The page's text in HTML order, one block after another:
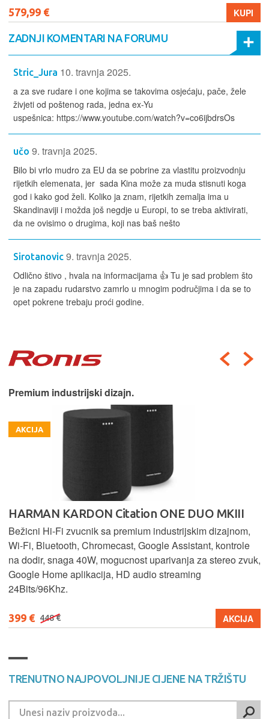
579,99 € KUPI
ZADNJI KOMENTARI NA FORUMU
Stric_Jura 10. travnja 2025.
a za sve rudare i one kojima se takovima osjećaju, pače, žele
živjeti od poštenog rada, jedna ex-Yu
uspešnica: https://www.youtube.com/watch?v=co6ijbdrsOs
učo 9. travnja 2025.
Bilo bi vrlo mudro za EU da se pobrine za vlastitu proizvodnju
rijetkih elemenata, jer sada Kina može za muda stisnuti koga
god i kako god želi. Koliko ja znam, rijetkih zemalja ima u
Skandinaviji i možda još negdje u Europi, to se treba aktivirati,
da ne ovisimo o drugima, koji nas baš nešto
Sirotanovic 9. travnja 2025.
Odlično štivo , hvala na informacijama 👍 Tu je sad problem što
je na zapadu rudarstvo zamrlo u mnogim područjima i da se to
opet pokrene trebaju proći godine.
Premium industrijski dizajn.
AKCIJA
HARMAN KARDON Citation ONE DUO MKIII
Bežicni Hi-Fi zvucnik sa premium industrijskim dizajnom,
Wi-Fi, Bluetooth, Chromecast, Google Assistant, kontrole
na dodir, snaga 40W, mogucnost uparivanja za stereo zvuk,
Google Home aplikacija, HD audio streaming
24Bits/96Khz.
399 € 448 € AKCIJA
TRENUTNO NAJPOVOLJNIJE CIJENE NA TRŽIŠTU